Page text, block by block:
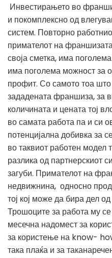
Инвестирањето во
и покомплексно од
систем. Повторно
примателот на
своја сметка, има
има поголема можност за
профит. Со самото тоа што
зададената франшиза, за
количината и цената тој
во самата работа па и си
потенцијална добивка за
во таквиот работен модел
разлика од партнерскиот
загуби. Примателот на
недвижнина, односно
тој кој може да бира дел
Трошоците за работа му
месечна надомест за
за користење на know-
така плаќа и за